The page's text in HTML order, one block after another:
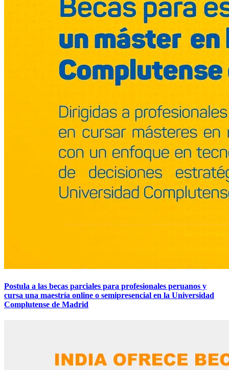
Postula a las becas parciales para profesionales peruanos y
cursa una maestría online o semipresencial en la Universidad
Complutense de Madrid